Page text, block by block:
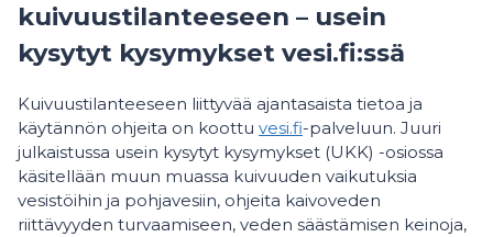
kuivuustilanteeseen – usein
kysytyt kysymykset vesi.fi:ssä
Kuivuustilanteeseen liittyvää ajantasaista tietoa ja
käytännön ohjeita on koottu vesi.fi-palveluun. Juuri
julkaistussa usein kysytyt kysymykset (UKK) -osiossa
käsitellään muun muassa kuivuuden vaikutuksia
vesistöihin ja pohjavesiin, ohjeita kaivoveden
riittävyyden turvaamiseen, veden säästämisen keinoja,